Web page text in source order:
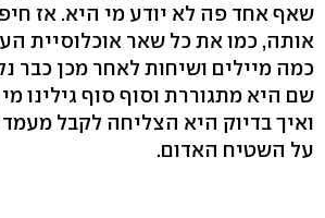
שאף אחד פה לא יודע מי היא. אז
אותה, כמו את כל שאר אוכלוסיית
כמה מיילים ושיחות לאחר מכן כבר
שם היא מתגוררת וסוף סוף גילינו
ואיך בדיוק היא הצליחה לקבל
על השטיח האדום.